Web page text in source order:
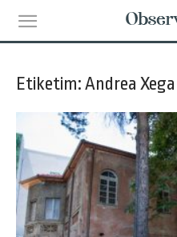
Etiketim: Andrea Xega